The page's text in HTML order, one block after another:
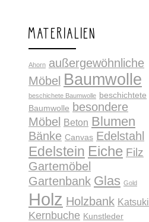
MATERIALIEN
Ahorn außergewöhnliche
Möbel Baumwolle
beschichete Baumwolle beschichtete
Baumwolle besondere
Möbel
Beton Blumen
Bänke Canvas Edelstahl
Edelstein Eiche Filz
Gartemöbel
Gartenbank Glas Gold
Holz Holzbank Katsuki
Kernbuche Kunstleder